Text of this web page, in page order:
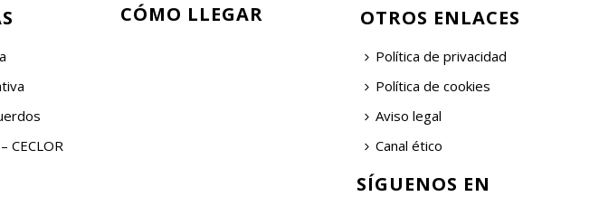
CECLOR
CÓMO LLEGAR OTROS ENLACES
Política de privacidad
Política de cookies
Aviso legal
Canal ético
SÍGUENOS EN